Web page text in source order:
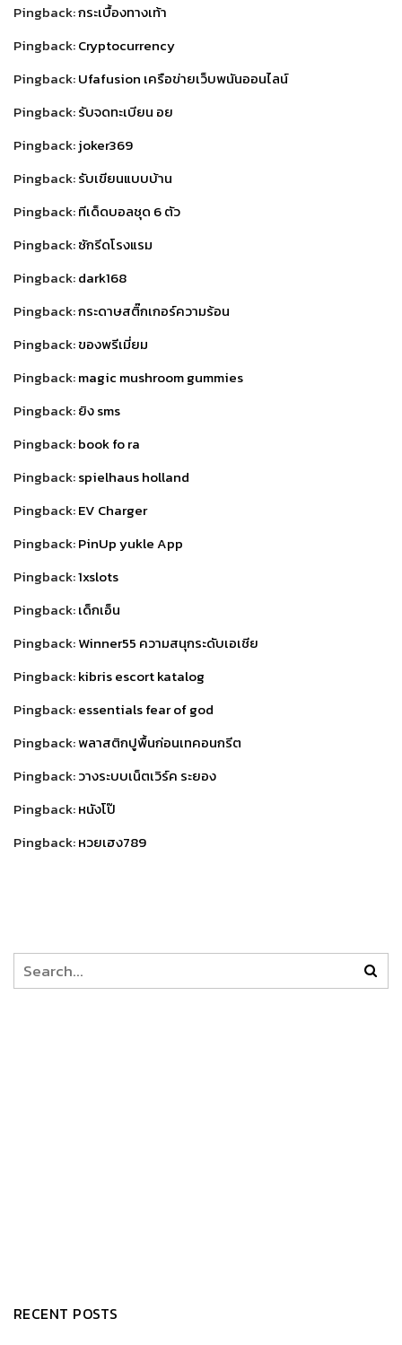
Pingback:กระเบื้องทางเท้า
Pingback:Cryptocurrency
Pingback:Ufafusion เครือข่ายเว็บพนันออนไลน์
Pingback:รับจดทะเบียน อย
Pingback:joker369
Pingback:รับเขียนแบบบ้าน
Pingback:ทีเด็ดบอลชุด 6 ตัว
Pingback:ซักรีดโรงแรม
Pingback:dark168
Pingback:กระดาษสติ๊กเกอร์ความร้อน
Pingback:ของพรีเมี่ยม
Pingback:magic mushroom gummies
Pingback:ยิง sms
Pingback:book fo ra
Pingback:spielhaus holland
Pingback:EV Charger
Pingback:PinUp yukle App
Pingback:1xslots
Pingback:เด็กเอ็น
Pingback:Winner55 ความสนุกระดับเอเชีย
Pingback:kibris escort katalog
Pingback:essentials fear of god
Pingback:พลาสติกปูพื้นก่อนเทคอนกรีต
Pingback:วางระบบเน็ตเวิร์ค ระยอง
Pingback:หนังโป๊
Pingback:หวยเฮง789
RECENT POSTS